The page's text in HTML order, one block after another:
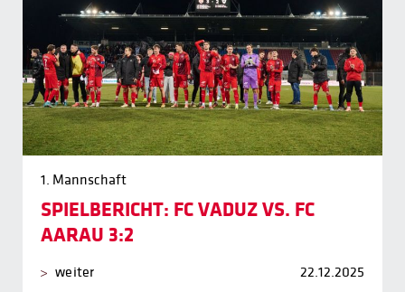
1. Mannschaft
SPIELBERICHT: FC VADUZ VS. FC
AARAU 3:2
weiter 22.12.2025